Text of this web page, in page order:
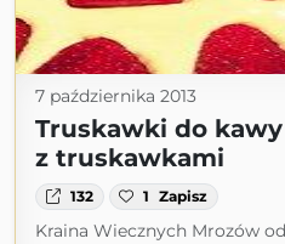
7 października 2013
Truskawki do
z truskawkami
132 1 Zapisz
Kraina Wiecznych Mrozów